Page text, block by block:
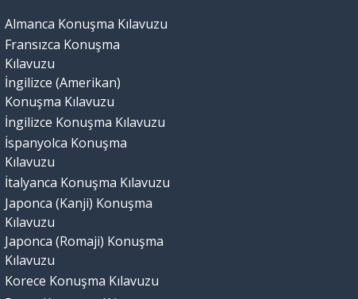
Almanca Konuşma Kılavuzu
Fransızca Konuşma
Kılavuzu
İngilizce (Amerikan)
Konuşma Kılavuzu
İngilizce Konuşma Kılavuzu
İspanyolca Konuşma
Kılavuzu
İtalyanca Konuşma Kılavuzu
Japonca (Kanji) Konuşma
Kılavuzu
Japonca (Romaji) Konuşma
Kılavuzu
Korece Konuşma Kılavuzu